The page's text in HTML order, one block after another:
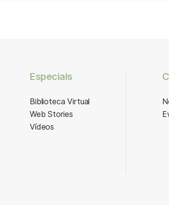
Especiais
Biblioteca Virtual
Web Stories
Vídeos